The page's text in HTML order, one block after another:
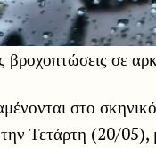
σε
στο
Τετάρτη (20/05),